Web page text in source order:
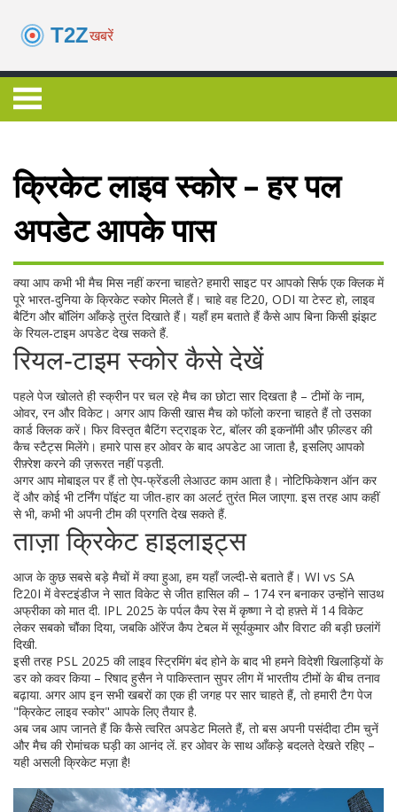
क्रिकेट लाइव स्कोर – हर पल
अपडेट आपके पास
क्या आप कभी भी मैच मिस नहीं करना चाहते? हमारी साइट पर आपको सिर्फ एक क्लिक में
पूरे भारत‑दुनिया के क्रिकेट स्कोर मिलते हैं। चाहे वह टि20, ODI या टेस्ट हो, लाइव
बैटिंग और बॉलिंग आँकड़े तुरंत दिखाते हैं। यहाँ हम बताते हैं कैसे आप बिना किसी झंझट
के रियल‑टाइम अपडेट देख सकते हैं.
रियल‑टाइम स्कोर कैसे देखें
पहले पेज खोलते ही स्क्रीन पर चल रहे मैच का छोटा सार दिखता है – टीमों के नाम,
ओवर, रन और विकेट। अगर आप किसी खास मैच को फॉलो करना चाहते हैं तो उसका
कार्ड क्लिक करें। फिर विस्तृत बैटिंग स्ट्राइक रेट, बॉलर की इकनॉमी और फ़ील्डर की
कैच स्टैट्स मिलेंगे। हमारे पास हर ओवर के बाद अपडेट आ जाता है, इसलिए आपको
रीफ़्रेश करने की ज़रूरत नहीं पड़ती.
अगर आप मोबाइल पर हैं तो ऐप‑फ्रेंडली लेआउट काम आता है। नोटिफिकेशन ऑन कर
दें और कोई भी टर्निंग पॉइंट या जीत-हार का अलर्ट तुरंत मिल जाएगा. इस तरह आप कहीं
से भी, कभी भी अपनी टीम की प्रगति देख सकते हैं.
ताज़ा क्रिकेट हाइलाइट्स
आज के कुछ सबसे बड़े मैचों में क्या हुआ, हम यहाँ जल्दी‑से बताते हैं। WI vs SA
टि20I में वेस्टइंडीज ने सात विकेट से जीत हासिल की – 174 रन बनाकर उन्होंने साउथ
अफ्रीका को मात दी. IPL 2025 के पर्पल कैप रेस में कृष्णा ने दो हफ़्ते में 14 विकेट
लेकर सबको चौंका दिया, जबकि ऑरेंज कैप टेबल में सूर्यकुमार और विराट की बड़ी छलांगें
दिखी.
इसी तरह PSL 2025 की लाइव स्ट्रिमिंग बंद होने के बाद भी हमने विदेशी खिलाड़ियों के
डर को कवर किया – रिषाद हुसैन ने पाकिस्तान सुपर लीग में भारतीय टीमों के बीच तनाव
बढ़ाया. अगर आप इन सभी खबरों का एक ही जगह पर सार चाहते हैं, तो हमारी टैग पेज
"क्रिकेट लाइव स्कोर" आपके लिए तैयार है.
अब जब आप जानते हैं कि कैसे त्वरित अपडेट मिलते हैं, तो बस अपनी पसंदीदा टीम चुनें
और मैच की रोमांचक घड़ी का आनंद लें. हर ओवर के साथ आँकड़े बदलते देखते रहिए –
यही असली क्रिकेट मज़ा है!